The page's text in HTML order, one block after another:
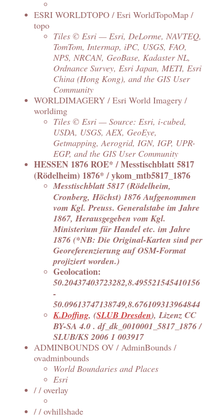
ESRI WORLDTOPO / Esri WorldTopoMap /
topo
Tiles © Esri — Esri, DeLorme, NAVTEQ,
TomTom, Intermap, iPC, USGS, FAO,
NPS, NRCAN, GeoBase, Kadaster NL,
Ordnance Survey, Esri Japan, METI, Esri
China (Hong Kong), and the GIS User
Community
WORLDIMAGERY / Esri World Imagery /
worldimg
Tiles © Esri — Source: Esri, i-cubed,
USDA, USGS, AEX, GeoEye,
Getmapping, Aerogrid, IGN, IGP, UPR-
EGP, and the GIS User Community
HESSEN 1876 ROE* / Messtischblatt 5817
(Rödelheim) 1876* / ykom_mtb5817_1876
Messtischblatt 5817 (Rödelheim,
Cronberg, Höchst) 1876 Aufgenommen
vom Kgl. Preuss. Generalstabe im Jahre
1867, Herausgegeben vom Kgl.
Ministerium für Handel etc. im Jahre
1876 (*NB: Die Original-Karten sind per
Georeferenzierung auf OSM-Format
projiziert worden.)
Geolocation:
50.20437403723282,8.495521545410156
-
50.09613747138749,8.676109313964844
K.Doffing, (SLUB Dresden), Lizenz CC
BY-SA 4.0 . df_dk_0010001_5817_1876 /
SLUB/KS 2006 1 003917
ADMINBOUNDS OV / AdminBounds /
ovadminbounds
World Boundaries and Places
Esri
/ / overlay
/ / ovhillshade